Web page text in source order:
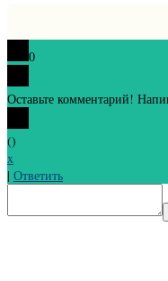
0
Оставьте комментарий!
()
x
| Ответить